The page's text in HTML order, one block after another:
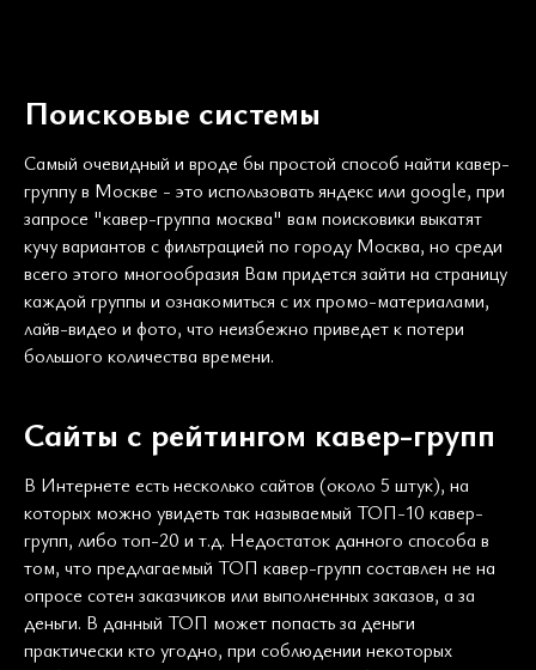
Поисковые системы
Самый очевидный и вроде бы простой способ найти кавер-
группу в Москве - это использовать яндекс или google, при
запросе "кавер-группа москва" вам поисковики выкатят
кучу вариантов с фильтрацией по городу Москва, но среди
всего этого многообразия Вам придется зайти на страницу
каждой группы и ознакомиться с их промо-материалами,
лайв-видео и фото, что неизбежно приведет к потери
большого количества времени.
Сайты с рейтингом кавер-групп
В Интернете есть несколько сайтов (около 5 штук), на
которых можно увидеть так называемый ТОП-10 кавер-
групп, либо топ-20 и т.д. Недостаток данного способа в
том, что предлагаемый ТОП кавер-групп составлен не на
опросе сотен заказчиков или выполненных заказов, а за
деньги. В данный ТОП может попасть за деньги
практически кто угодно, при соблюдении некоторых